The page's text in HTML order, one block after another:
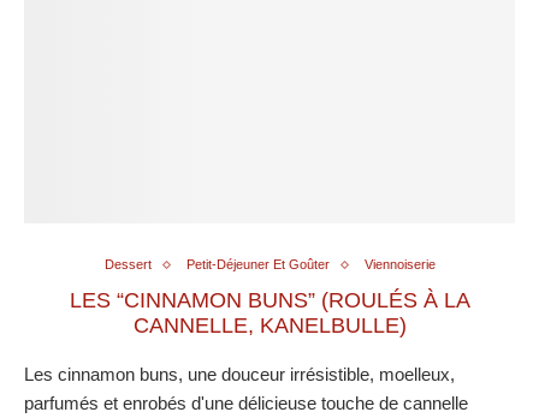
Dessert Petit-Déjeuner Et Goûter Viennoiserie
LES “CINNAMON BUNS” (ROULÉS À LA
CANNELLE, KANELBULLE)
Les cinnamon buns, une douceur irrésistible, moelleux,
parfumés et enrobés d'une délicieuse touche de cannelle